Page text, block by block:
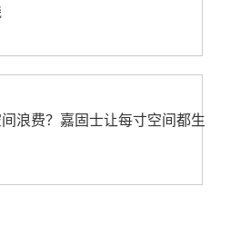
浪费？嘉固士让每寸空间都生